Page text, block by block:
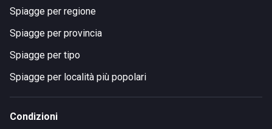
Spiagge per regione
Spiagge per provincia
Spiagge per tipo
Spiagge per località più popolari
Condizioni